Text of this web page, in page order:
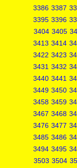
3386 3387
3395 3396
3404 3405
3413 3414
3422 3423
3431 3432
3440 3441
3449 3450
3458 3459
3467 3468
3476 3477
3485 3486
3494 3495
3503 3504